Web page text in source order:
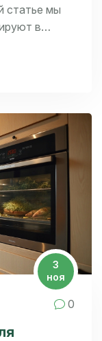
статье мы
в
кухни.
славятся
Узнайте, на
выборе
3
ноя
0